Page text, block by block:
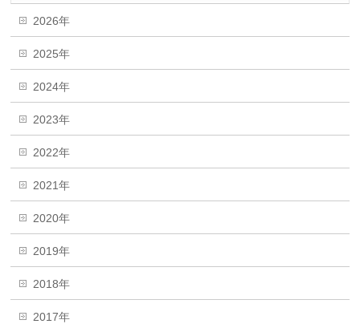
2026年
2025年
2024年
2023年
2022年
2021年
2020年
2019年
2018年
2017年